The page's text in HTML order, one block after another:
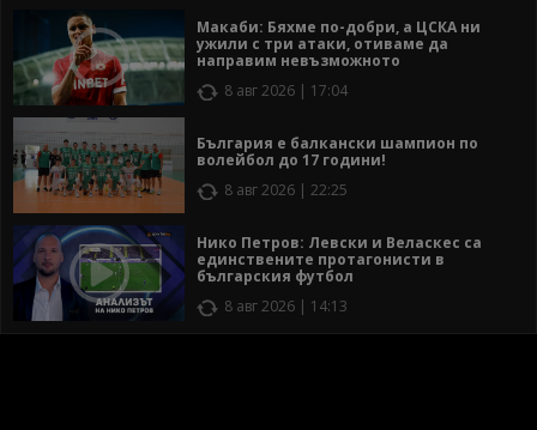
Макаби: Бяхме по-добри, а ЦСКА ни
ужили с три атаки, отиваме да
направим невъзможното
8 авг 2026 | 17:04
България е балкански шампион по
волейбол до 17 години!
8 авг 2026 | 22:25
Нико Петров: Левски и Веласкес са
единствените протагонисти в
българския футбол
8 авг 2026 | 14:13